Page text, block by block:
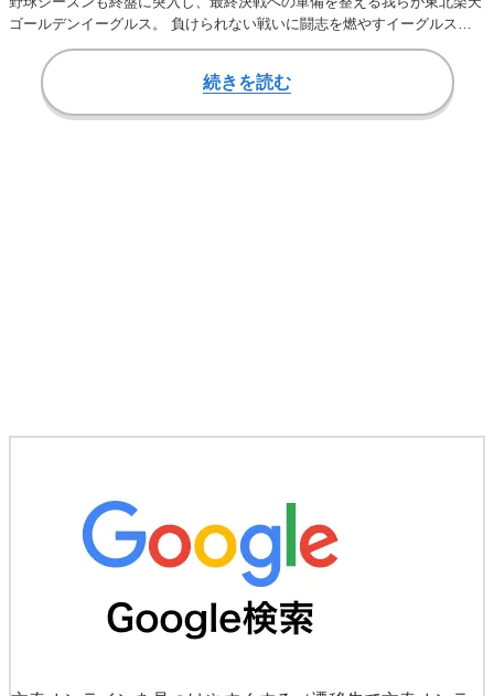
ゴールデンイーグルス。 負けられない戦いに闘志を燃やすイーグルスナ
インの戦況を見守…
続きを読む